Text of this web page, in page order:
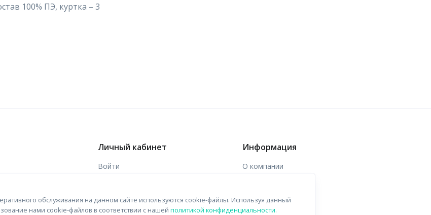
100% ПЭ, куртка – 3
Личный кабинет
Войти
Информация
О компании
Контакты
обслуживания на данном сайте используются cookie-файлы. Используя данный
нами cookie-файлов в соответствии с нашей политикой конфиденциальности.